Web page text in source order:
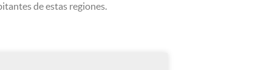
de estas regiones.